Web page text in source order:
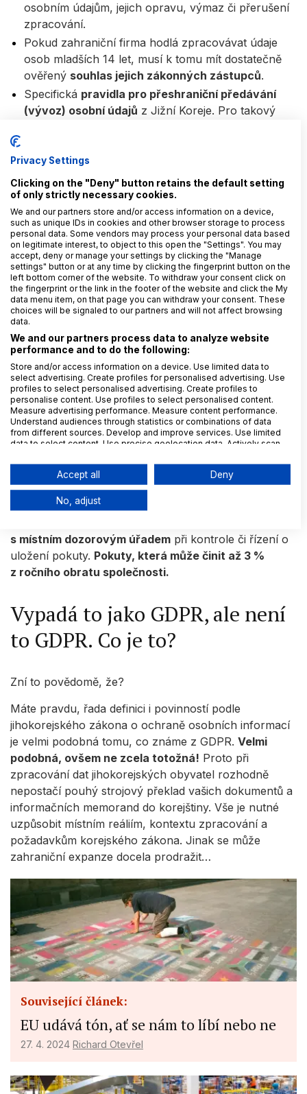
osobním údajům, jejich opravu, výmaz či přerušení
zpracování.
Pokud zahraniční firma hodlá zpracovávat údaje
osob mladších 14 let, musí k tomu mít dostatečně
ověřený souhlas jejich zákonných zástupců.
Specifická pravidla pro přeshraniční předávání
(vývoz) osobní údajů z Jižní Koreje. Pro takový
nezbytné pro uzavření nebo plnění smlouvy nebo
příjemce dat sídlí v zemi, která je dle rozhodnutí
jihokorejského úřadu považována za bezpečnou.
Zahraniční společnost musízajistit schopnost
uhradit případné pokuty, které jí za porušení
místních pravidel mohou být uloženy. Například
odpovídajícím pojištěním či vyčleněním dostatečné
finanční rezervy.
Zahraniční společnost také musí být schopna
účastnit se smírčího řízenízahájeného na návrh
subjektu údajů, do jehož práv neoprávněné zasáhla.
Řízení vede korejský úřad pro ochranu osobních
informací.
Pokud zahraniční společnost zpracovává osobní
údaje jihokorejských obyvatel ve větším rozsahu,
musíjmenovat svého místního zástupce, který
bude kontaktním místem pro dozorový úřad. Co to
znamená, zpracovávat data ve větším rozsahu? Po
dobu 3 měsíců mít denně v průměru v držení či
jinak zpracovávat údaje o alespoň milionu subjektů
s místním dozorovým úřadem při kontrole či řízení o
uložení pokuty. Pokuty, která může činit až 3 %
z ročního obratu společnosti.
Vypadá to jako GDPR, ale není
to GDPR. Co je to?
Zní to povědomě, že?
Máte pravdu, řada definici i povinností podle
jihokorejského zákona o ochraně osobních informací
je velmi podobná tomu, co známe z GDPR. Velmi
podobná, ovšem ne zcela totožná! Proto při
zpracování dat jihokorejských obyvatel rozhodně
nepostačí pouhý strojový překlad vašich dokumentů a
informačních memorand do korejštiny. Vše je nutné
uzpůsobit místním reáliím, kontextu zpracování a
požadavkům korejského zákona. Jinak se může
zahraniční expanze docela prodražit…
Související článek:
EU udává tón, ať se nám to líbí nebo ne
27. 4. 2024 Richard Otevřel
Privacy Settings
Clicking on the "Deny" button retains the default setting
of only strictly necessary cookies.
We and our partners store and/or access information on a device,
such as unique IDs in cookies and other browser storage to process
personal data. Some vendors may process your personal data based
on legitimate interest, to object to this open the "Settings". You may
accept, deny or manage your settings by clicking the "Manage
settings" button or at any time by clicking the fingerprint button on the
left bottom corner of the website. To withdraw your consent click on
the fingerprint or the link in the footer of the website and click the My
data menu item, on that page you can withdraw your consent. These
choices will be signaled to our partners and will not affect browsing
data.
We and our partners process data to analyze website
performance and to do the following:
Store and/or access information on a device. Use limited data to
select advertising. Create profiles for personalised advertising. Use
profiles to select personalised advertising. Create profiles to
personalise content. Use profiles to select personalised content.
Measure advertising performance. Measure content performance.
Understand audiences through statistics or combinations of data
from different sources. Develop and improve services. Use limited
data to select content. Use precise geolocation data. Actively scan
Data may be shared outside of the European Union and send to the
Your consent and the cookie policy applies solely to this
website/app.
We use your data for the following purposes:
IAB processing purposes:
Store and/or access information on a
Use limited data to select advertising
Create profiles for personalised
Use profiles to select personalised
Create profiles to personalise content
Use profiles to select personalised
content
Measure advertising performance
Measure content performance
Understand audiences through statistics
or combinations of data from different
Develop and improve services
Use limited data to select content
IAB Special Features:
Use precise geolocation data
Identify devices based on information
actively requested
Non-IAB processing purposes:
Performance
Accept all Deny
No, adjust